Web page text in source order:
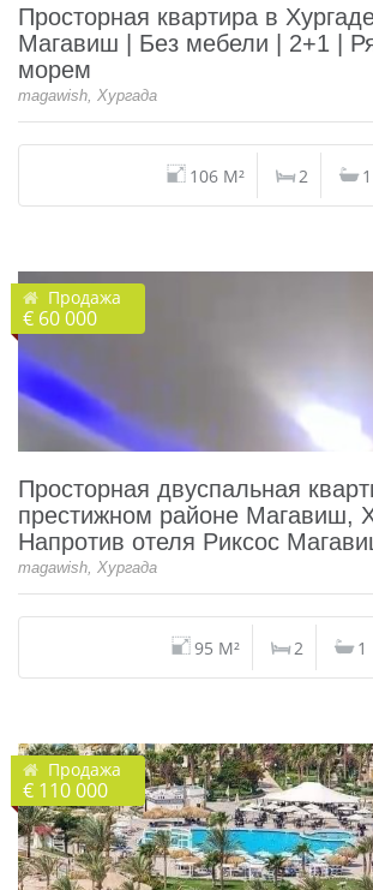
Просторная квартира в
Магавиш | Без мебели | 2+1 |
морем
magawish, Хургада
106 M² 2 1
Продажа
€ 60 000
Просторная двуспальная
престижном районе Магавиш,
Напротив отеля Риксос
magawish, Хургада
95 M² 2 1
Продажа
€ 110 000